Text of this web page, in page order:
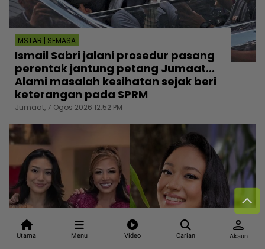
Utama Menu Video Carian
person
Akaun
MSTAR | SEMASA
Ismail Sabri jalani prosedur pasang
perentak jantung petang Jumaat...
Alami masalah kesihatan sejak beri
keterangan pada SPRM
Jumaat, 7 Ogos 2026 12:52 PM